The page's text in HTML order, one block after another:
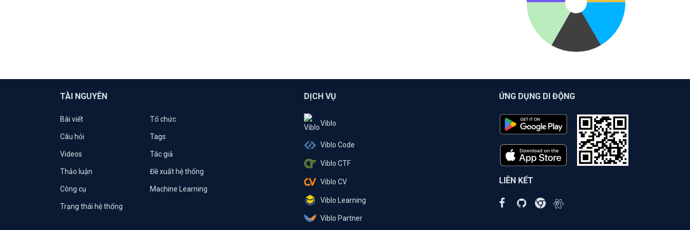
TÀI NGUYÊN
Bài viết Tổ chức
Câu hỏi Tags
Videos Tác giả
Thảo luận Đề xuất hệ thống
Công cụ Machine Learning
Trạng thái hệ thống
DỊCH VỤ
Viblo
Viblo Code
Viblo CTF
Viblo CV
Viblo Learning
Viblo Partner
ỨNG DỤNG DI ĐỘNG
LIÊN KẾT